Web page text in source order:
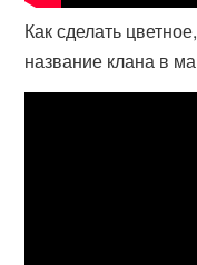
Как сделать
название клана в